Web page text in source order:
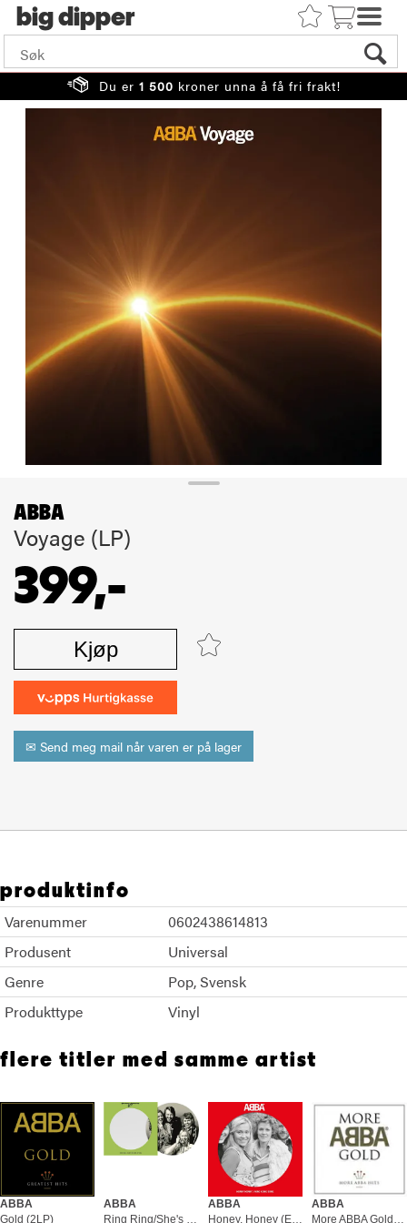
big
Du er 1 500 kroner unna å få fri frakt!
ABBA
Voyage (LP)
399,-
Kjøp
✉ Send meg mail når varen er på lager
produktinfo
Varenummer
0602438614813
Produsent
Universal
Genre
Pop Svensk
Produkttype
Vinyl
flere titler med samme artist
ABBA
Gold (2LP)
ABBA
Ring Ring/She's My Kind Of… - LTD (7")
ABBA
Honey, Honey (English)/King… - LTD (7")
ABBA
More ABBA Gold (CD)